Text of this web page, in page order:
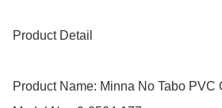
Product Detail
Product Name: Minna No Tabo PVC